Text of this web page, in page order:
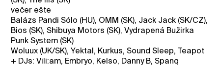
večer ešte
Balázs Pandi Sólo (HU), OMM (SK), Jack Jack (SK/CZ),
Bios (SK), Shibuya Motors (SK), Vydrapená Bužirka
Punk System (SK)
Woluux (UK/SK), Yektal, Kurkus, Sound Sleep, Teapot
+ DJs: Vili:am, Embryo, Kelso, Danny B, Spanq